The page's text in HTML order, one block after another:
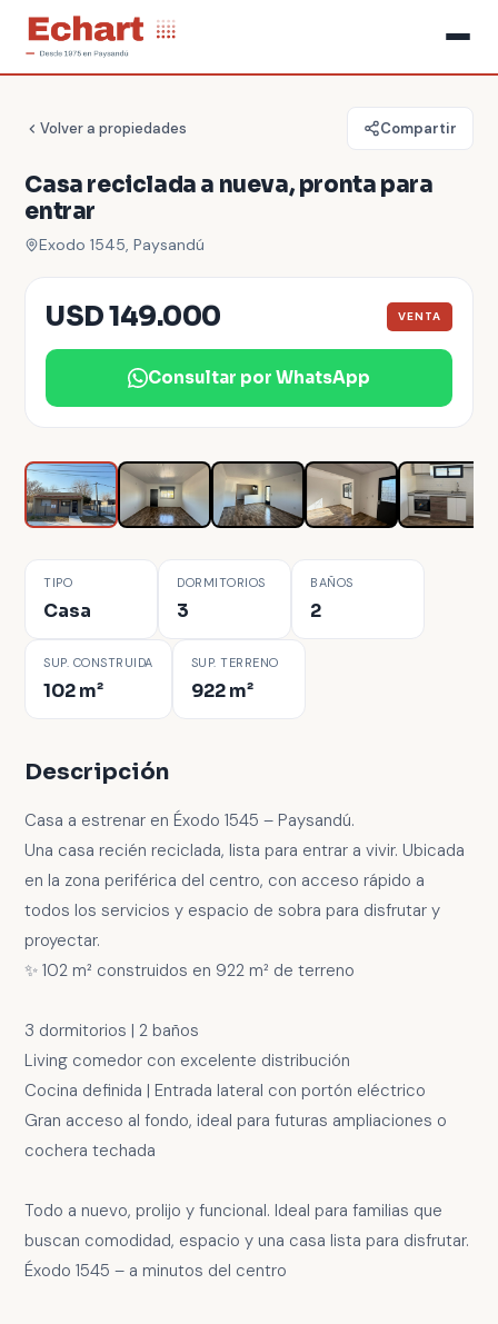
Volver a propiedades Compartir
Casa reciclada a nueva, pronta para
entrar
Exodo 1545, Paysandú
USD 149.000 VENTA
Consultar por WhatsApp
TIPO
Casa
DORMITORIOS
3
BAÑOS
2
SUP. CONSTRUIDA
102 m²
SUP. TERRENO
922 m²
Descripción
Casa a estrenar en Éxodo 1545 – Paysandú.
Una casa recién reciclada, lista para entrar a vivir. Ubicada
en la zona periférica del centro, con acceso rápido a
todos los servicios y espacio de sobra para disfrutar y
proyectar.
✨ 102 m² construidos en 922 m² de terreno
3 dormitorios | 2 baños
Living comedor con excelente distribución
Cocina definida | Entrada lateral con portón eléctrico
Gran acceso al fondo, ideal para futuras ampliaciones o
cochera techada
Todo a nuevo, prolijo y funcional. Ideal para familias que
buscan comodidad, espacio y una casa lista para disfrutar.
Éxodo 1545 – a minutos del centro